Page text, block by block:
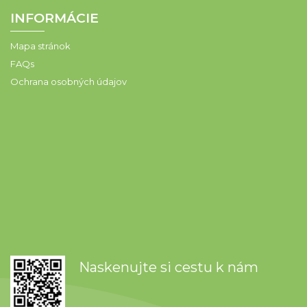
INFORMÁCIE
Mapa stránok
FAQs
Ochrana osobných údajov
Naskenujte si cestu k nám